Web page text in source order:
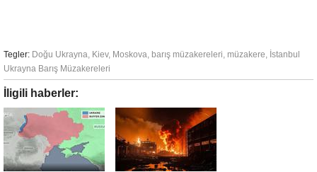
Tegler: Doğu Ukrayna, Kiev, Moskova, barış müzakereleri, müzakere, İstanbul
Ukrayna Barış Müzakereleri
İligili haberler: